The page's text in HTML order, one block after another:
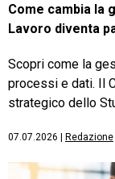
Come cambia la
Lavoro diventa
Scopri come la
processi e dati. Il
strategico dello
07.07.2026 Redazione